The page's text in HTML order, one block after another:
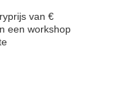
van €
een workshop